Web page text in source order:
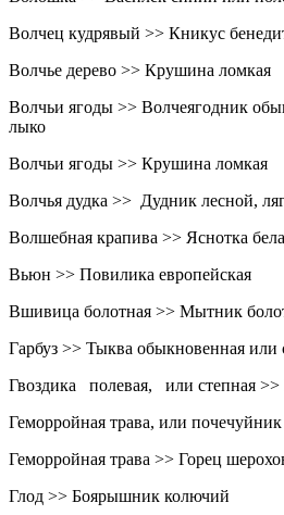
Волчец кудрявый >> Кникус
Волчье дерево >> Крушина ломкая
Волчьи ягоды >> Волчеягодник
лыко
Волчьи ягоды >> Крушина ломкая
Волчья дудка >> Дудник лесной,
Волшебная крапива >> Яснотка
Вьюн >> Повилика европейская
Вшивица болотная >> Мытник
Гарбуз >> Тыква обыкновенная или
Гвоздика полевая, или степная >>
Геморройная трава, или
Геморройная трава >> Горец
Глод >> Боярышник колючий